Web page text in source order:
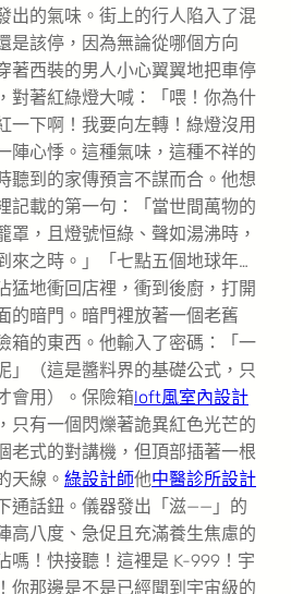
出的氣味。街上的行人陷入了混
是該停，因為無論從哪個方向
著西裝的男人小心翼翼地把車停
對著紅綠燈大喊：「喂！你為什
一下啊！我要向左轉！綠燈沒用
陣心悸。這種氣味，這種不祥的
聽到的家傳預言不謀而合。他想
記載的第一句：「當世間萬物的
罩，且燈號恒綠、聲如湯沸時，
來之時。」「七點五個地球年…
猛地衝回店裡，衝到後廚，打開
的暗門。暗門裡放著一個老舊
箱的東西。他輸入了密碼：「一
」（這是醬料界的基礎公式，只
會用）。保險箱loft風室內設計
只有一個閃爍著詭異紅色光芒的
老式的對講機，但頂部插著一根
天線。 綠設計師他中醫診所設計
通話鈕。儀器發出「滋——」的
高八度、急促且充滿養生焦慮的
嗎！快接聽！這裡是 K-999！宇
你那邊是不是已經聞到宇宙級的